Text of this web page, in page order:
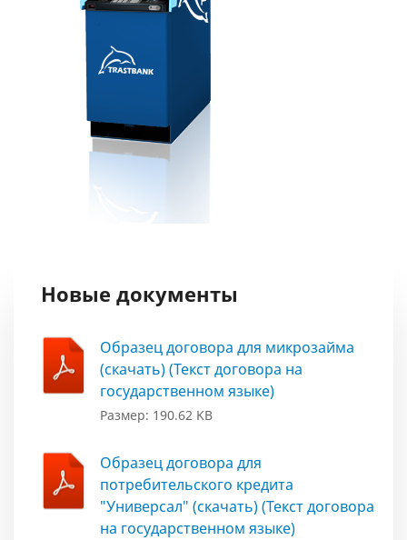
Новые документы
Образец договора для микрозайма
(скачать) (Текст договора на
государственном языке)
Размер: 190.62 KB
Образец договора для
потребительского кредита
"Универсал" (скачать) (Текст договора
на государственном языке)